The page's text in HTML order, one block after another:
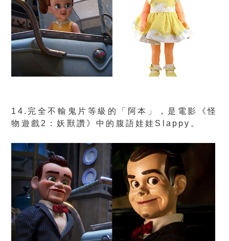
14.完全不輸鬼片等級的「阿本」，是電影《怪
物遊戲2：妖獸讚》中的腹語娃娃Slappy。